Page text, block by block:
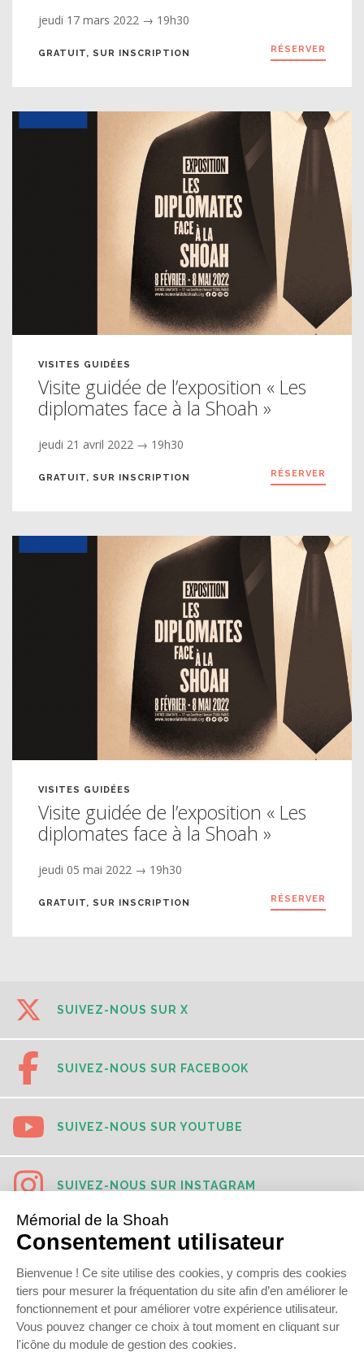
jeudi 17 mars 2022 → 19h30
GRATUIT, SUR INSCRIPTION RÉSERVER
VISITES GUIDÉES
Visite guidée de l’exposition « Les
diplomates face à la Shoah »
jeudi 21 avril 2022 → 19h30
GRATUIT, SUR INSCRIPTION RÉSERVER
VISITES GUIDÉES
Visite guidée de l’exposition « Les
diplomates face à la Shoah »
jeudi 05 mai 2022 → 19h30
GRATUIT, SUR INSCRIPTION RÉSERVER
SUIVEZ-NOUS SUR X
SUIVEZ-NOUS SUR FACEBOOK
SUIVEZ-NOUS SUR YOUTUBE
SUIVEZ-NOUS SUR INSTAGRAM
SUIVEZ-NOUS SUR TIKTOK
SUIVEZ-NOUS SUR LINKEDIN